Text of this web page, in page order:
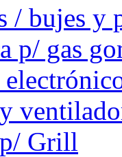
/ bujes y
p/ gas
Grill